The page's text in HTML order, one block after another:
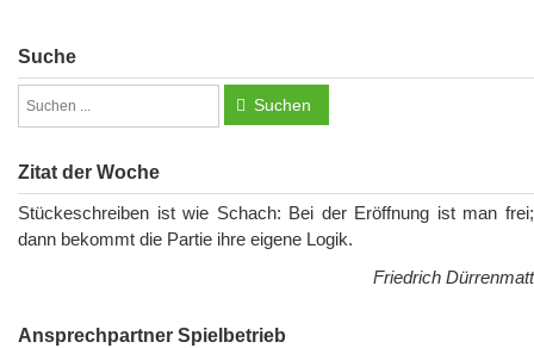
Suche
Suchen
Zitat der Woche
Stückeschreiben ist wie Schach: Bei der Eröffnung ist man frei;
dann bekommt die Partie ihre eigene Logik.
Friedrich Dürrenmatt
Ansprechpartner Spielbetrieb